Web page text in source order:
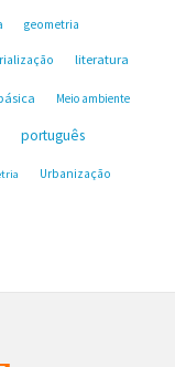
geometria
literatura
Meio ambiente
português
Urbanização